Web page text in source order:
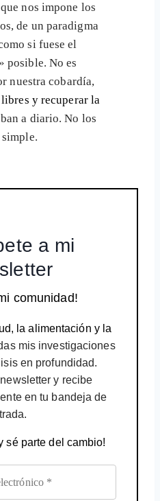
nos impone los
de un paradigma
si fuese el
posible. No es
nuestra cobardía,
y recuperar la
a diario. No los
a mi
comunidad!
la alimentación y la
mis investigaciones
en profundidad.
y recibe
en tu bandeja de
sé parte del cambio!